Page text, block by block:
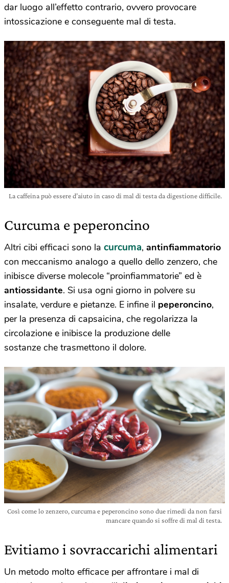
dar luogo all’effetto contrario, ovvero provocare
intossicazione e conseguente mal di testa.
La caffeina può essere d’aiuto in caso di mal di testa da digestione difficile.
Curcuma e peperoncino
Altri cibi efficaci sono la curcuma, antinfiammatorio
con meccanismo analogo a quello dello zenzero, che
inibisce diverse molecole “proinfiammatorie” ed è
antiossidante. Si usa ogni giorno in polvere su
insalate, verdure e pietanze. E infine il peperoncino,
per la presenza di capsaicina, che regolarizza la
circolazione e inibisce la produzione delle
sostanze che trasmettono il dolore.
Così come lo zenzero, curcuma e peperoncino sono due rimedi da non farsi
mancare quando si soffre di mal di testa.
Evitiamo i sovraccarichi alimentari
Un metodo molto efficace per affrontare i mal di